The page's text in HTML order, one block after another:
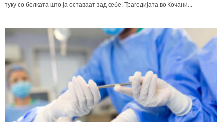
туку со болката што ја оставаат зад себе. Трагедијата во Кочани...